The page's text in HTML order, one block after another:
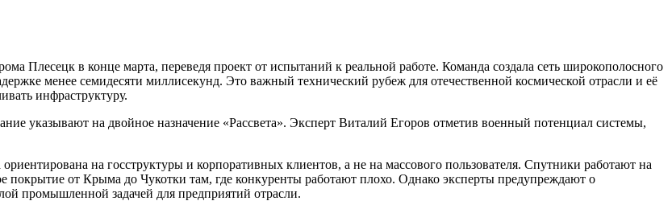
Плесецк в конце марта, переведя проект от испытаний к реальной работе. Команда создала сеть широкополосного
менее семидесяти миллисекунд. Это важный технический рубеж для отечественной космической отрасли и её
инфраструктуру.
указывают на двойное назначение «Рассвета». Эксперт Виталий Егоров отметив военный потенциал системы,
на госструктуры и корпоративных клиентов, а не на массового пользователя. Спутники работают на
покрытие от Крыма до Чукотки там, где конкуренты работают плохо. Однако эксперты предупреждают о
промышленной задачей для предприятий отрасли.